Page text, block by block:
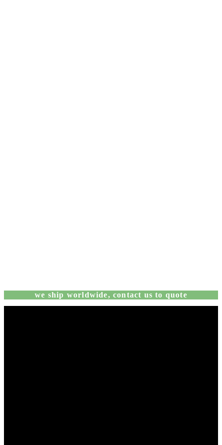
we ship worldwide, contact us to quote